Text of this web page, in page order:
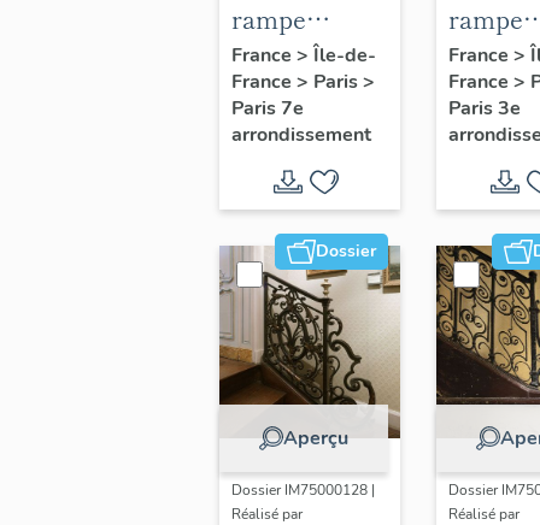
rampe
d'appui,
escalier du
noviciat des
dit hôtel de
l'Artillerie,
actuellement
Contrôle
général des
armées (non
étudié)
France > Île-de-
France > Paris>
Paris 7e
arrondissement
rampe
d'appui,
hôtel
ou
(non
France >
France >
Paris 3e
Dossier
Aperçu
Dossier IM75000128 |
Réalisé par
Dossier
Réalisé par